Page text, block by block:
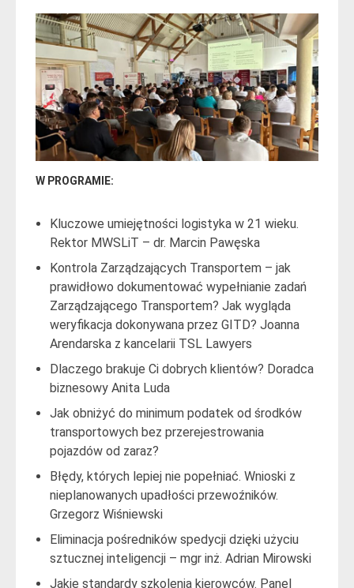
W PROGRAMIE:
Kluczowe umiejętności logistyka w 21 wieku.
Rektor MWSLiT – dr. Marcin Pawęska
Kontrola Zarządzających Transportem – jak
prawidłowo dokumentować wypełnianie zadań
Zarządzającego Transportem? Jak wygląda
weryfikacja dokonywana przez GITD? Joanna
Arendarska z kancelarii TSL Lawyers
Dlaczego brakuje Ci dobrych klientów? Doradca
biznesowy Anita Luda
Jak obniżyć do minimum podatek od środków
transportowych bez przerejestrowania
pojazdów od zaraz?
Błędy, których lepiej nie popełniać. Wnioski z
nieplanowanych upadłości przewoźników.
Grzegorz Wiśniewski
Eliminacja pośredników spedycji dzięki użyciu
sztucznej inteligencji – mgr inż. Adrian Mirowski
Jakie standardy szkolenia kierowców. Panel